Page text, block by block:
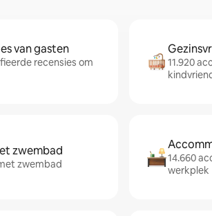
van gasten
recensies om
11.920
zwembad
zwembad
14.660
werkplek